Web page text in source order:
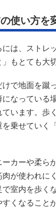
使い方を
は、ストレ
もとても大
で地面を蹴
なっている
ています。歩
乗せていく
ーカーや柔ら
が使われに
室内を歩く
くなること